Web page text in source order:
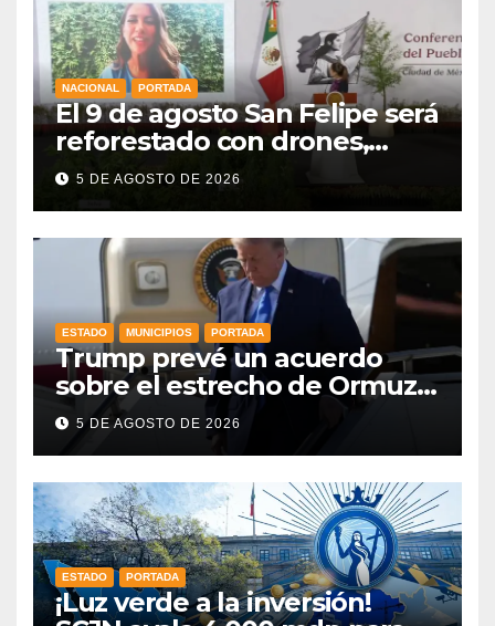
NACIONAL PORTADA
El 9 de agosto San Felipe será
reforestado con drones,
como parte de la Jornada
Nacional a la que se suma
5 DE AGOSTO DE 2026
ESTADO MUNICIPIOS PORTADA
Trump prevé un acuerdo
sobre el estrecho de Ormuz
esta misma semana
5 DE AGOSTO DE 2026
ESTADO PORTADA
¡Luz verde a la inversión!